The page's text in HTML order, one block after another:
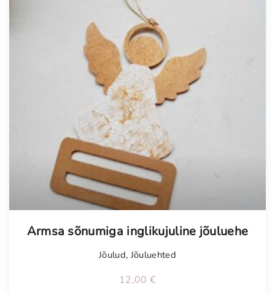
Armsa sõnumiga inglikujuline jõuluehe
Jõulud, Jõuluehted
12,00 €